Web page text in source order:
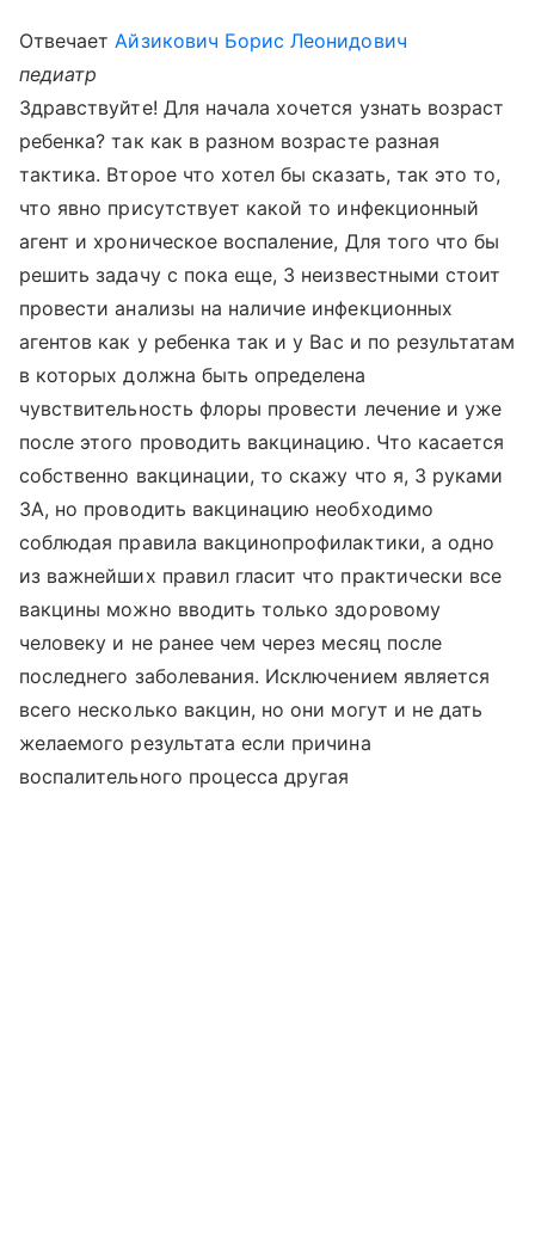
ОтвечаетАйзикович Борис Леонидович
педиатр
Здравствуйте! Для начала хочется узнать возраст
ребенка? так как в разном возрасте разная
тактика. Второе что хотел бы сказать, так это то,
что явно присутствует какой то инфекционный
агент и хроническое воспаление, Для того что бы
решить задачу с пока еще, 3 неизвестными стоит
провести анализы на наличие инфекционных
агентов как у ребенка так и у Вас и по результатам
в которых должна быть определена
чувствительность флоры провести лечение и уже
после этого проводить вакцинацию. Что касается
собственно вакцинации, то скажу что я, 3 руками
ЗА, но проводить вакцинацию необходимо
соблюдая правила вакцинопрофилактики, а одно
из важнейших правил гласит что практически все
вакцины можно вводить только здоровому
человеку и не ранее чем через месяц после
последнего заболевания. Исключением является
всего несколько вакцин, но они могут и не дать
желаемого результата если причина
воспалительного процесса другая